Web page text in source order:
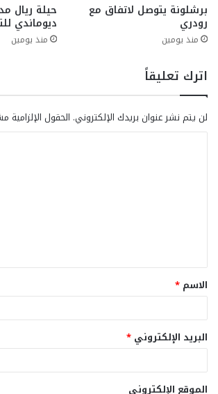
برشلونة يتوصل لاتفاق مع
رودري
منذ يومين
حيلة ريال
ديوماندي
منذ يومين
اترك تعليقاً
لن يتم نشر عنوان بريدك الإلكتروني. الحقول الإلزامية
ق
*
الاسم *
البريد الإلكتروني *
الموقع الإلكتروني